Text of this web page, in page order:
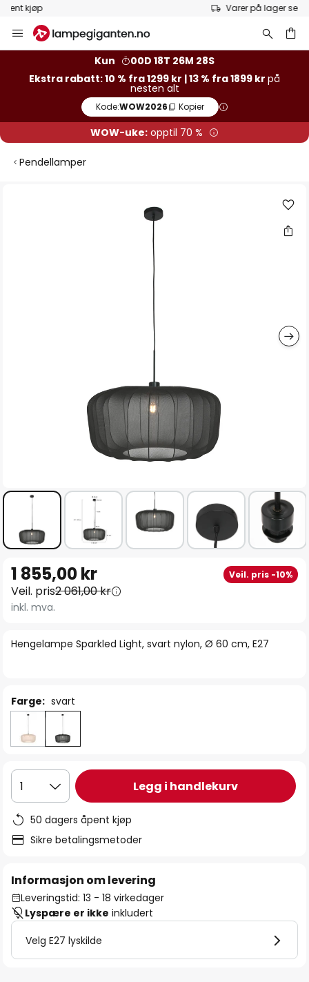
Varer på lager sendes raskt
Hopp
til
Kun
00D 18T 26M 28S
Ekstra rabatt: 10 % fra 1299 kr | 13 % fra 1899 kr på
nesten alt
Kode:WOW2026 Kopier
WOW-uke: opptil 70 %
Pendellamper
begynnelsen
av
Hengelampe Sparkled Light, svart nylon, Ø 60 cm, E27
1 855,00 kr Veil. pris -10%
Veil. pris2 061,00 kr
inkl. mva.
Farge: svart
1 Legg i handlekurv
50 dagers åpent kjøp
Sikre betalingsmetoder
Informasjon om levering
Leveringstid: 13 - 18 virkedager
Lyspære er ikke inkludert
Velg E27 lyskilde